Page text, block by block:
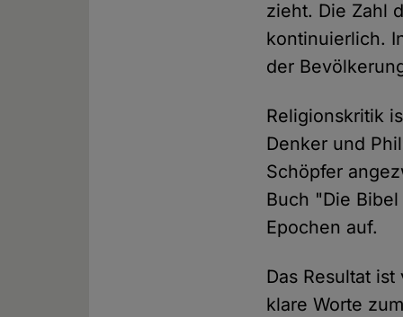
zieht. Die Zahl
kontinuierlich.
der
Religionskritik
Denker und
Schöpfer
Buch "Die
Epochen auf.
Das Resultat
klare Worte